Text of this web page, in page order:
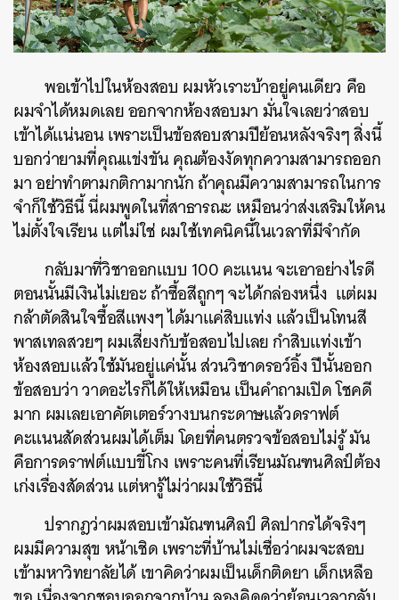
พอเข้าไปในห้องสอบ ผมหัวเราะบ้าอยู่คนเดียว คือ
ผมจำได้หมดเลย ออกจากห้องสอบมา มั่นใจเลยว่าสอบ
เข้าได้แน่นอน เพราะเป็นข้อสอบสามปีย้อนหลังจริงๆ สิ่งนี้
บอกว่ายามที่คุณแข่งขัน คุณต้องงัดทุกความสามารถออก
มา อย่าทำตามกติกามากนัก ถ้าคุณมีความสามารถในการ
จำก็ใช้วิธีนี้ นี่ผมพูดในที่สาธารณะ เหมือนว่าส่งเสริมให้คน
ไม่ตั้งใจเรียน แต่ไม่ใช่ ผมใช้เทคนิคนี้ในเวลาที่มีจำกัด
กลับมาที่วิชาออกแบบ 100 คะแนน จะเอาอย่างไรดี
ตอนนั้นมีเงินไม่เยอะ ถ้าซื้อสีถูกๆ จะได้กล่องหนึ่ง แต่ผม
กล้าตัดสินใจซื้อสีแพงๆ ได้มาแค่สิบแท่ง แล้วเป็นโทนสี
พาสเทลสวยๆ ผมเสี่ยงกับข้อสอบไปเลย กำสิบแท่งเข้า
ห้องสอบแล้วใช้มันอยู่แค่นั้น ส่วนวิชาดรอว์อิ้ง ปีนั้นออก
ข้อสอบว่า วาดอะไรก็ได้ให้เหมือน เป็นคำถามเปิด โชคดี
มาก ผมเลยเอาคัตเตอร์วางบนกระดาษแล้วดราฟต์
คะแนนสัดส่วนผมได้เต็ม โดยที่คนตรวจข้อสอบไม่รู้ มัน
คือการดราฟต์แบบขี้โกง เพราะคนที่เรียนมัณฑนศิลป์ต้อง
เก่งเรื่องสัดส่วน แต่หารู้ไม่ว่าผมใช้วิธีนี้
ปรากฎว่าผมสอบเข้ามัณฑนศิลป์ ศิลปากรได้จริงๆ
ผมมีความสุข หน้าเชิด เพราะที่บ้านไม่เชื่อว่าผมจะสอบ
เข้ามหาวิทยาลัยได้ เขาคิดว่าผมเป็นเด็กติดยา เด็กเหลือ
ค้นหา